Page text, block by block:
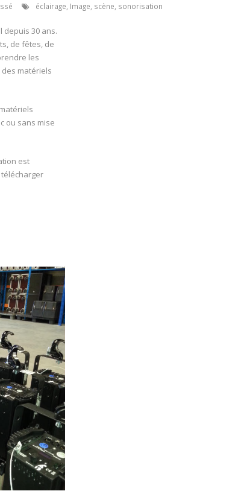
éclairage Image scène sonorisation
depuis 30 ans.
de fêtes, de
les
matériels
ou sans mise
est